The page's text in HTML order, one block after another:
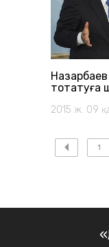
тоқтатуға
2015 ж. 09
1